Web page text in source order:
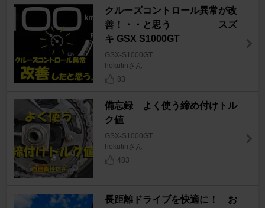
クルーズコントロール異常が改
善！・・と思う スズ
キ GSX S1000GT
GSX-S1000GT
hokutinさん
83
備忘録 よく使う締め付けトル
ク値
GSX-S1000GT
hokutinさん
483
長距離ドライブを快適に！ お